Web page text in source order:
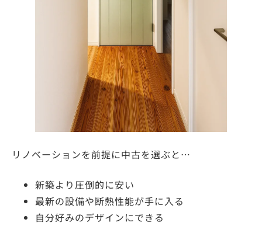
リノベーションを前提に中古を選ぶと…
新築より圧倒的に安い
最新の設備や断熱性能が手に入る
自分好みのデザインにできる